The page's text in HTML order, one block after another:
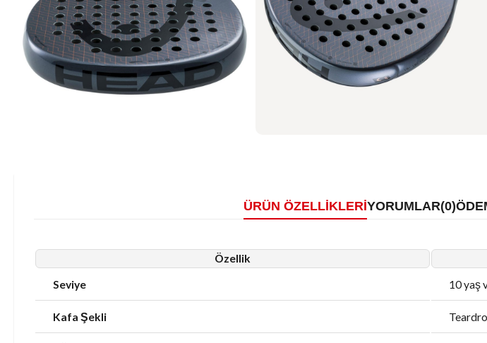
ÜRÜN ÖZELLIKLERIYORUMLAR(0)
Özellik
Seviye 10 yaş
Kafa Şekli